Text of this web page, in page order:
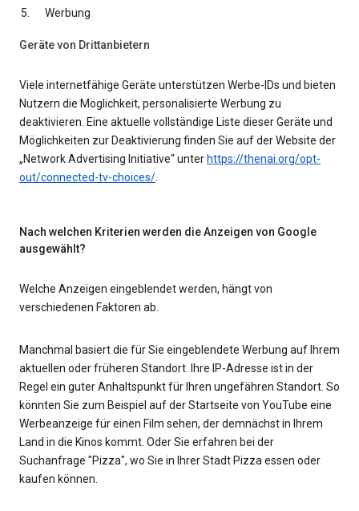
Werbung
Geräte von Drittanbietern
Viele internetfähige Geräte unterstützen Werbe-IDs und bieten
Nutzern die Möglichkeit, personalisierte Werbung zu
deaktivieren. Eine aktuelle vollständige Liste dieser Geräte und
Möglichkeiten zur Deaktivierung finden Sie auf der Website der
„Network Advertising Initiative“ unter https://thenai.org/opt-
out/connected-tv-choices/.
Nach welchen Kriterien werden die Anzeigen von Google
ausgewählt?
Welche Anzeigen eingeblendet werden, hängt von
verschiedenen Faktoren ab.
Manchmal basiert die für Sie eingeblendete Werbung auf Ihrem
aktuellen oder früheren Standort. Ihre IP-Adresse ist in der
Regel ein guter Anhaltspunkt für Ihren ungefähren Standort. So
könnten Sie zum Beispiel auf der Startseite von YouTube eine
Werbeanzeige für einen Film sehen, der demnächst in Ihrem
Land in die Kinos kommt. Oder Sie erfahren bei der
Suchanfrage "Pizza", wo Sie in Ihrer Stadt Pizza essen oder
kaufen können.